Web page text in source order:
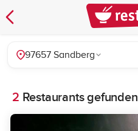
97657 Sandberg
2 Restaurants gefunden